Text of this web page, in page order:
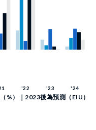
%）｜2023後為預測（EIU）